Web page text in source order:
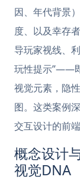
因、年代背景
度、以及幸存
导玩家视线、
玩性提示”——
视觉元素，隐
图。这类案例
交互设计的前端
概念设计
视觉DNA